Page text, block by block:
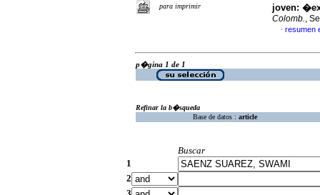
para imprimir
joven:
Colomb.,
· resumen
p�gina 1 de 1
Refinar la b�squeda
Base de datos : article
Buscar
1
2